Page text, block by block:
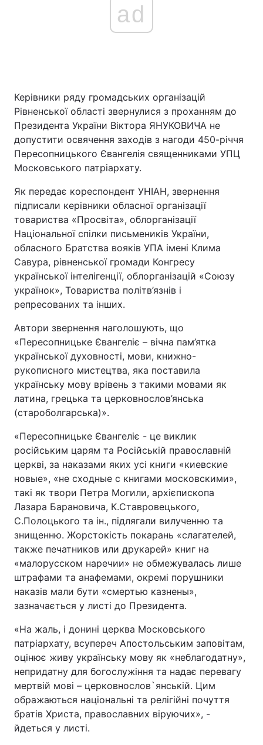
ad
Керівники ряду громадських організацій
Рівненської області звернулися з проханням до
Президента України Віктора ЯНУКОВИЧА не
допустити освячення заходів з нагоди 450-річчя
Пересопницького Євангелія священниками УПЦ
Московського патріархату.
Як передає кореспондент УНІАН, звернення
підписали керівники обласної організації
товариства «Просвіта», облорганізації
Національної спілки письмеників України,
обласного Братства вояків УПА імені Клима
Савура, рівненської громади Конгресу
української інтелігенції, облорганізацій «Союзу
українок», Товариства політв’язнів і
репресованих та інших.
Автори звернення наголошують, що
«Пересопницьке Євангеліє – вічна пам’ятка
української духовності, мови, книжно-
рукописного мистецтва, яка поставила
українську мову врівень з такими мовами як
латина, грецька та церковнослов’янська
(староболгарська)».
«Пересопницьке Євангеліє - це виклик
російським царям та Російській православній
церкві, за наказами яких усі книги «киевские
новые», «не сходные с книгами московскими»,
такі як твори Петра Могили, архієпископа
Лазара Барановича, К.Ставровецького,
С.Полоцького та ін., підлягали вилученню та
знищенню. Жорстокість покарань «слагателей,
также печатников или друкарей» книг на
«малорусском наречии» не обмежувалась лише
штрафами та анафемами, окремі порушники
наказів мали бути «смертью казнены»,
зазначається у листі до Президента.
«На жаль, і донині церква Московського
патріархату, всупереч Апостольським заповітам,
оцінює живу українську мову як «неблагодатну»,
непридатну для богослужіння та надає перевагу
мертвій мові – церковнослов`янській. Цим
ображаються національні та релігійні почуття
братів Христа, православних віруючих», -
йдеться у листі.